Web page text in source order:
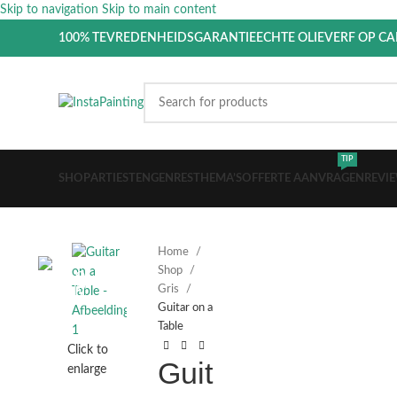
Skip to navigation Skip to main content
100% TEVREDENHEIDSGARANTIEECHTE OLIEVERF OP
SHOPARTIESTEN GENRES THEMA’SOFFERTE AANVRAGEN
TIP
Click to
enlarge
Home
Shop
Gris
Guitar on a
Table
Guit